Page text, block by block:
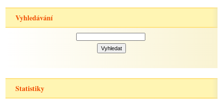
Vyhledávání
Statistiky